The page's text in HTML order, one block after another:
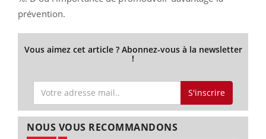
prévention.
Vous aimez cet article ? Abonnez-vous à la newsletter
!
S'inscrire
NOUS VOUS RECOMMANDONS